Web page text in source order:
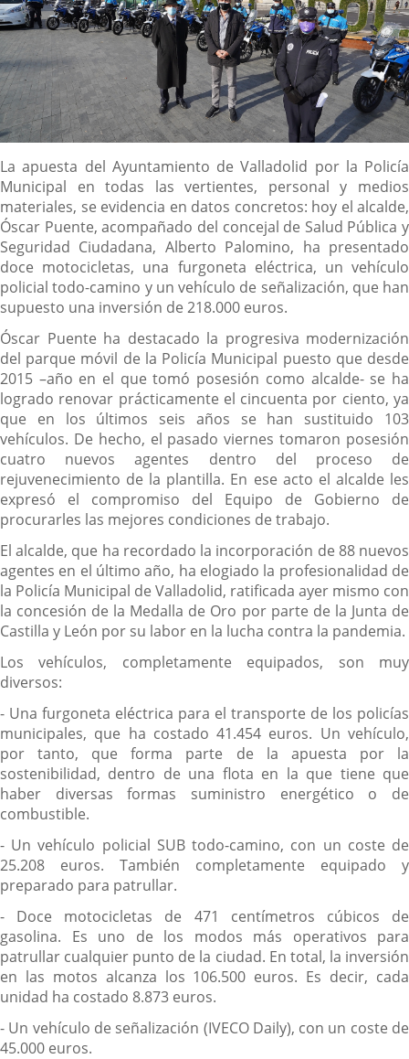
Descripción
La apuesta del Ayuntamiento de Valladolid por la Policía
Municipal en todas las vertientes, personal y medios
materiales, se evidencia en datos concretos: hoy el alcalde,
Óscar Puente, acompañado del concejal de Salud Pública y
Seguridad Ciudadana, Alberto Palomino, ha presentado
doce motocicletas, una furgoneta eléctrica, un vehículo
policial todo-camino y un vehículo de señalización, que han
supuesto una inversión de 218.000 euros.
Óscar Puente ha destacado la progresiva modernización
del parque móvil de la Policía Municipal puesto que desde
2015 –año en el que tomó posesión como alcalde- se ha
logrado renovar prácticamente el cincuenta por ciento, ya
que en los últimos seis años se han sustituido 103
vehículos. De hecho, el pasado viernes tomaron posesión
cuatro nuevos agentes dentro del proceso de
rejuvenecimiento de la plantilla. En ese acto el alcalde les
expresó el compromiso del Equipo de Gobierno de
procurarles las mejores condiciones de trabajo.
El alcalde, que ha recordado la incorporación de 88 nuevos
agentes en el último año, ha elogiado la profesionalidad de
la Policía Municipal de Valladolid, ratificada ayer mismo con
la concesión de la Medalla de Oro por parte de la Junta de
Castilla y León por su labor en la lucha contra la pandemia.
Los vehículos, completamente equipados, son muy
diversos:
- Una furgoneta eléctrica para el transporte de los policías
municipales, que ha costado 41.454 euros. Un vehículo,
por tanto, que forma parte de la apuesta por la
sostenibilidad, dentro de una flota en la que tiene que
haber diversas formas suministro energético o de
combustible.
- Un vehículo policial SUB todo-camino, con un coste de
25.208 euros. También completamente equipado y
preparado para patrullar.
- Doce motocicletas de 471 centímetros cúbicos de
gasolina. Es uno de los modos más operativos para
patrullar cualquier punto de la ciudad. En total, la inversión
en las motos alcanza los 106.500 euros. Es decir, cada
unidad ha costado 8.873 euros.
- Un vehículo de señalización (IVECO Daily), con un coste de
45.000 euros.